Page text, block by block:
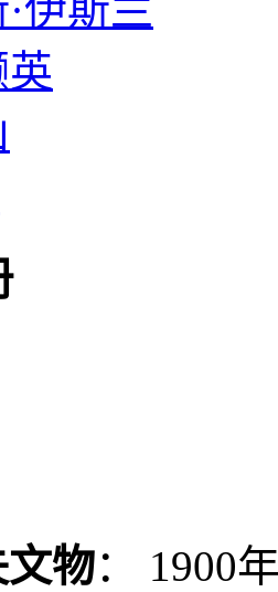
物： 1900